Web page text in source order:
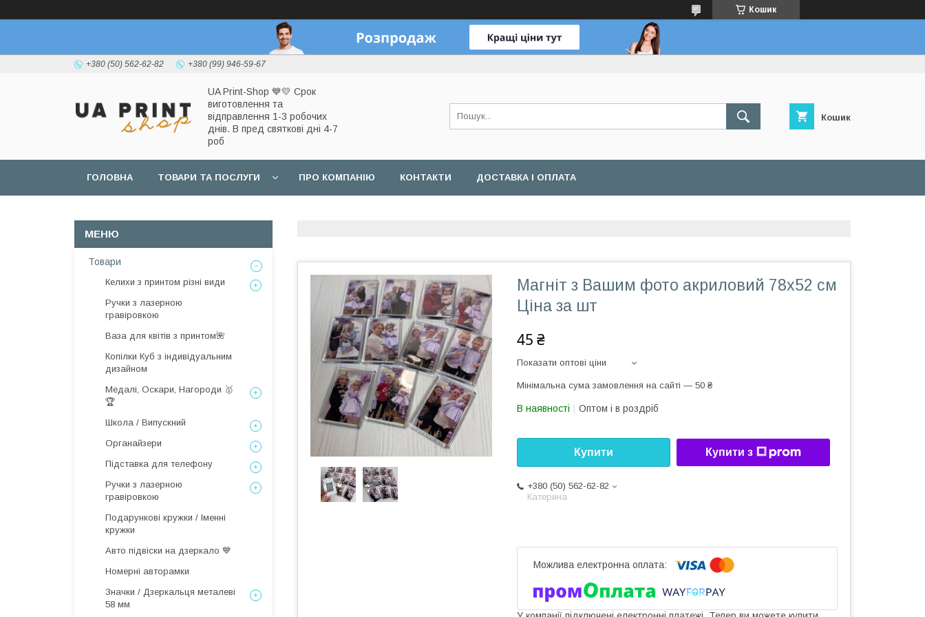
Кошик
+380 (50) 562-62-82 +380 (99) 946-59-67
UA Print-Shop ​💙💛 Срок
виготовлення та
відправлення 1-3 робочих
днів. В пред святкові дні 4-7
роб
Кошик
ГОЛОВНА ТОВАРИ ТА ПОСЛУГИ ПРО КОМПАНІЮ КОНТАКТИ ДОСТАВКА І ОПЛАТА
Магніт з Вашим фото акриловий 78х52 см
Ціна за шт
45 ₴
Показати оптові ціни
Мінімальна сума замовлення на сайті — 50 ₴
В наявності Оптом і в роздріб
Купити Купити з
+380 (50) 562-62-82
Катерина
Товари
Келихи з принтом різні види
Ручки з лазерною
гравіровкою
Ваза для квітів з принтом🌺
Копілки Куб з індивідуальним
дизайном
Медалі, Оскари, Нагороди 🥇
🏆
Школа / Випускний
Органайзери
Підставка для телефону
Ручки з лазерною
гравіровкою
Подарункові кружки / Іменні
кружки
Авто підвіски на дзеркало 💙
Номерні авторамки
Значки / Дзеркальця металеві
58 мм